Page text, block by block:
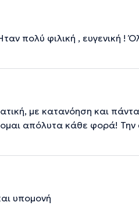
πολύ φιλική , ευγενική !
με κατανόηση και
απόλυτα κάθε φορά!
υπομονή